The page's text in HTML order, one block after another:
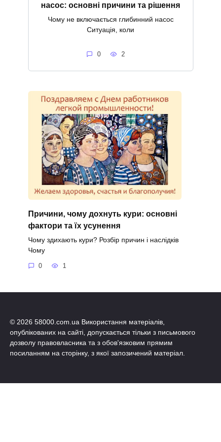
насос: основні причини та рішення
Чому не включається глибинний насос
Ситуація, коли
0 2
Причини, чому дохнуть кури: основні
фактори та їх усунення
Чому здихають кури? Розбір причин і наслідків
Чому
0 1
© 2026 58000.com.ua Використання матеріалів,
опублікованих на сайті, допускається тільки з письмового
дозволу правовласника та з обов'язковим прямим
посиланням на сторінку, з якої запозичений матеріал.